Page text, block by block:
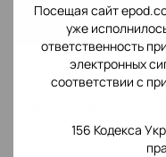
Посещая сайт
уже
ответственность
электронных
соответствии с
156 Кодекса
Набор Жидкости
279 грн